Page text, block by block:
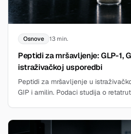
Osnove 13 min.
Peptidi za mršavljenje: GLP-1,
istraživačkoj usporedbi
Peptidi za mršavljenje u
GIP i amilin. Podaci studija o